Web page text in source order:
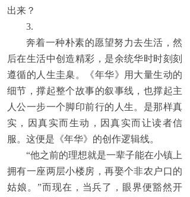
出来？
3.
奔着一种朴素的愿望努力去生活，然
后在生活中创造精彩，是余统华时时刻刻
遵循的人生圭臬。《年华》用大量生动的
细节，撑起整个故事的叙事线，也撑起主
人公一步一个脚印前行的人生。是那样真
实，因真实而生动，因真实而让读者信
服。这便是《年华》的创作逻辑线。
“他之前的理想就是一辈子能在小镇上
拥有一座两层小楼房，再娶个非农户口的
姑娘。”而现在，当兵了，眼界便豁然开